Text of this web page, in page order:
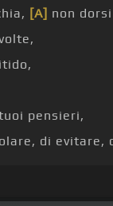
[A] non
pensieri,
di evitare,